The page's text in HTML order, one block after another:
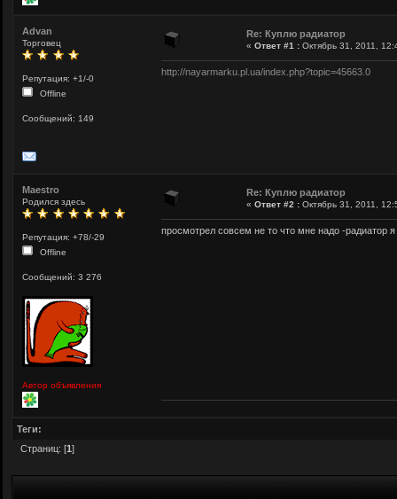
Advan
Торговец
Репутация: +1/-0
Offline
Сообщений: 149
Re: Куплю радиатор
« Ответ #1 : Октябрь 31, 2011,
http://nayarmarku.pl.ua/index.php?topic=45663.0
Maestro
Родился здесь
Репутация: +78/-29
Offline
Сообщений: 3 276
Автор объявления
Re: Куплю радиатор
« Ответ #2 : Октябрь 31, 2011,
просмотрел совсем не то что мне надо -радиатор
Теги:
Страниц: [1]